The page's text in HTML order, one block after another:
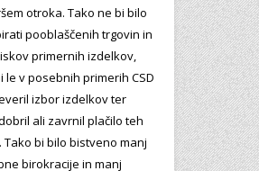
otroka. Tako ne bi bilo
pooblaščenih trgovin in
primernih izdelkov,
le v posebnih primerih CSD
izbor izdelkov ter
ali zavrnil plačilo teh
Tako bi bilo bistveno manj
birokracije in manj